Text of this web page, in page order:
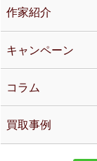
作家紹介
キャンペーン
コラム
買取事例